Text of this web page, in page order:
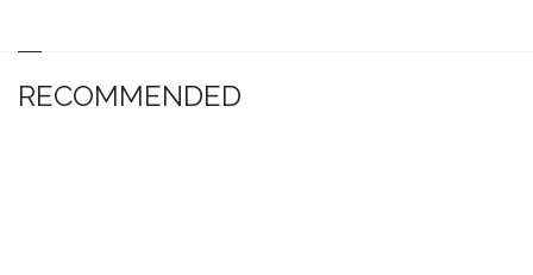
RECOMMENDED